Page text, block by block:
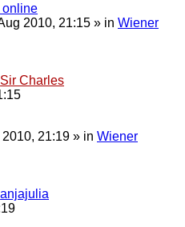
online
2010, 21:15 » in Wiener
Sir Charles
21:19 » in Wiener
anjajulia